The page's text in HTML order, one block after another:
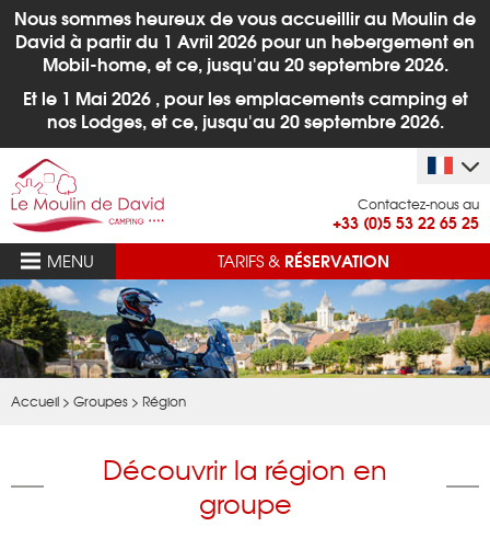
Nous sommes heureux de vous accueillir au Moulin de
David à partir du 1 Avril 2026 pour un hebergement en
Mobil-home, et ce, jusqu'au 20 septembre 2026.
Et le 1 Mai 2026 , pour les emplacements camping et
nos Lodges,et ce, jusqu'au 20 septembre 2026.
Contactez-nous au
+33 (0)5 53 22 65 25
MENU
TARIFS & RÉSERVATION
Accueil > Groupes > Région
Découvrir la région en
groupe